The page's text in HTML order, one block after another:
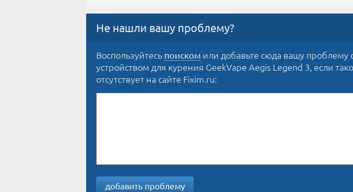
Не нашли вашу проблему?
Воспользуйтесь поиском или добавьте сюда вашу проблему
устройством для курения GeekVape Aegis Legend 3, если
отсутствует на сайте Fixim.ru:
добавить проблему